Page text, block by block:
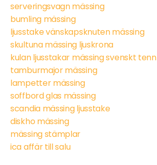
serveringsvagn mässing
bumling mässing
ljusstake vänskapsknuten mässing
skultuna mässing ljuskrona
kulan ljusstakar mässing svenskt tenn
tamburmajor mässing
lampetter mässing
soffbord glas mässing
scandia mässing ljusstake
diskho mässing
mässing stämplar
ica affär till salu